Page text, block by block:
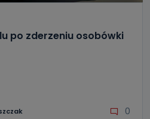
po zderzeniu osobówki
0